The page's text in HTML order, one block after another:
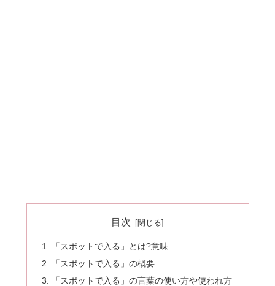
目次
「スポットで入る」とは?意味
「スポットで入る」の概要
「スポットで入る」の言葉の使い方や使われ方